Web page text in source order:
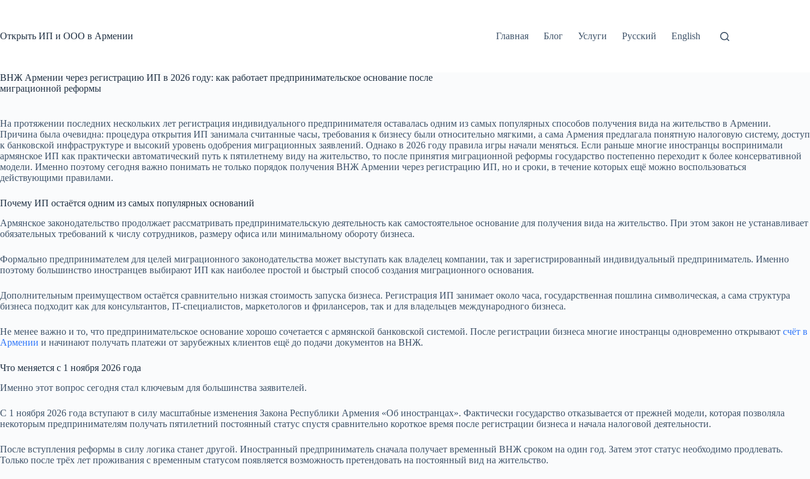
Открыть ИП и ООО в Армении
Главная Блог Услуги Русский English
ВНЖ Армении через регистрацию ИП в 2026 году: как работает предпринимательское основание после
миграционной реформы
На протяжении последних нескольких лет регистрация индивидуального предпринимателя оставалась одним из самых популярных способов получения вида на жительство в Армении.
Причина была очевидна: процедура открытия ИП занимала считанные часы, требования к бизнесу были относительно мягкими, а сама Армения предлагала понятную налоговую систему, доступ
к банковской инфраструктуре и высокий уровень одобрения миграционных заявлений. Однако в 2026 году правила игры начали меняться. Если раньше многие иностранцы воспринимали
армянское ИП как практически автоматический путь к пятилетнему виду на жительство, то после принятия миграционной реформы государство постепенно переходит к более консервативной
модели. Именно поэтому сегодня важно понимать не только порядок получения ВНЖ Армении через регистрацию ИП, но и сроки, в течение которых ещё можно воспользоваться
действующими правилами.
Почему ИП остаётся одним из самых популярных оснований
Армянское законодательство продолжает рассматривать предпринимательскую деятельность как самостоятельное основание для получения вида на жительство. При этом закон не устанавливает
обязательных требований к числу сотрудников, размеру офиса или минимальному обороту бизнеса.
Формально предпринимателем для целей миграционного законодательства может выступать как владелец компании, так и зарегистрированный индивидуальный предприниматель. Именно
поэтому большинство иностранцев выбирают ИП как наиболее простой и быстрый способ создания миграционного основания.
Дополнительным преимуществом остаётся сравнительно низкая стоимость запуска бизнеса. Регистрация ИП занимает около часа, государственная пошлина символическая, а сама структура
бизнеса подходит как для консультантов, IT-специалистов, маркетологов и фрилансеров, так и для владельцев международного бизнеса.
Не менее важно и то, что предпринимательское основание хорошо сочетается с армянской банковской системой. После регистрации бизнеса многие иностранцы одновременно открывают счёт в
Армении и начинают получать платежи от зарубежных клиентов ещё до подачи документов на ВНЖ.
Что меняется с 1 ноября 2026 года
Именно этот вопрос сегодня стал ключевым для большинства заявителей.
С 1 ноября 2026 года вступают в силу масштабные изменения Закона Республики Армения «Об иностранцах». Фактически государство отказывается от прежней модели, которая позволяла
некоторым предпринимателям получать пятилетний постоянный статус спустя сравнительно короткое время после регистрации бизнеса и начала налоговой деятельности.
После вступления реформы в силу логика станет другой. Иностранный предприниматель сначала получает временный ВНЖ сроком на один год. Затем этот статус необходимо продлевать.
Только после трёх лет проживания с временным статусом появляется возможность претендовать на постоянный вид на жительство.